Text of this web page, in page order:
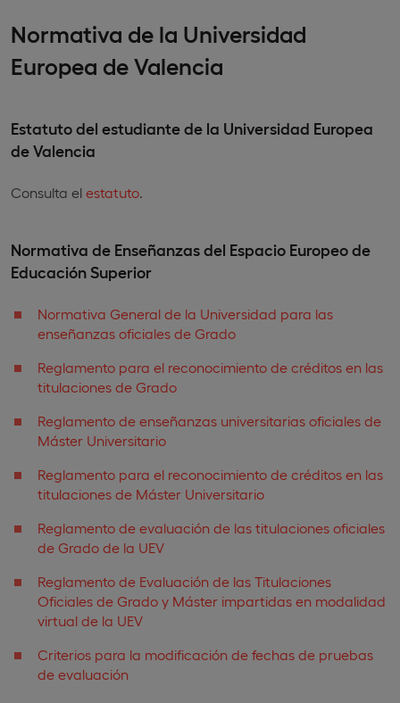
Normativa de la Universidad
Europea de Valencia
Estatuto del estudiante de la Universidad Europea
de Valencia
Consulta el estatuto.
Normativa de Enseñanzas del Espacio Europeo de
Educación Superior
Normativa General de la Universidad para las
enseñanzas oficiales de Grado
Reglamento para el reconocimiento de créditos en las
titulaciones de Grado
Reglamento de enseñanzas universitarias oficiales de
Máster Universitario
Reglamento para el reconocimiento de créditos en las
titulaciones de Máster Universitario
Reglamento de evaluación de las titulaciones oficiales
de Grado de la UEV
Reglamento de Evaluación de las Titulaciones
Oficiales de Grado y Máster impartidas en modalidad
virtual de la UEV
Criterios para la modificación de fechas de pruebas
de evaluación